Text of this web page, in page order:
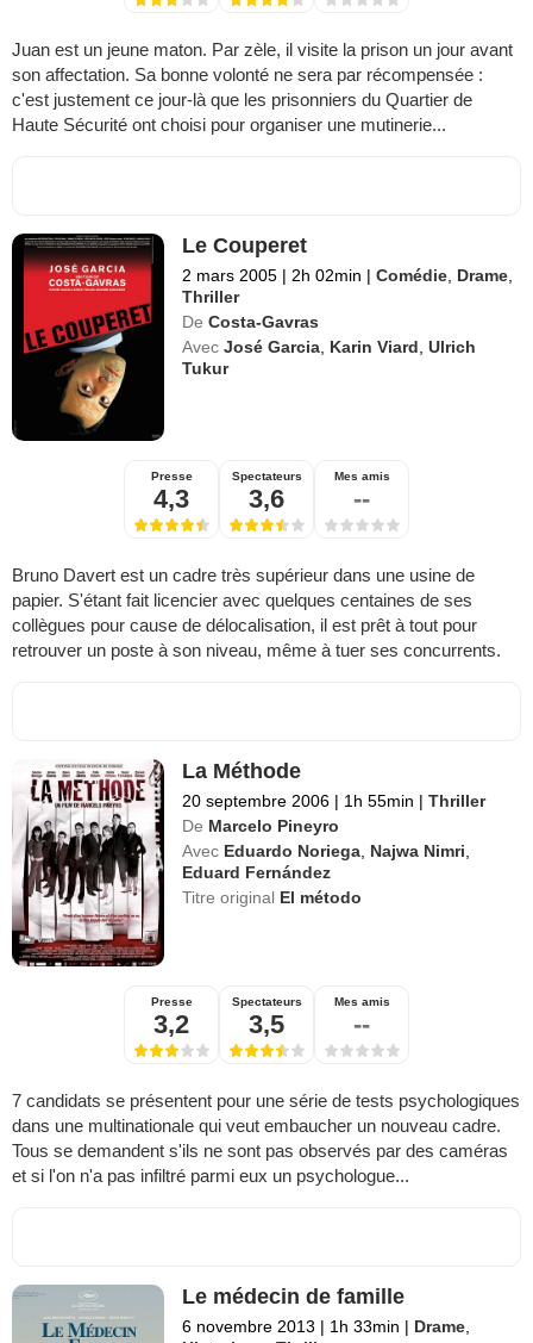
Juan est un jeune maton. Par zèle, il visite la prison un jour avant
son affectation. Sa bonne volonté ne sera par récompensée :
c'est justement ce jour-là que les prisonniers du Quartier de
Haute Sécurité ont choisi pour organiser une mutinerie...
Le Couperet
2 mars 2005 | 2h 02min | Comédie Drame
Thriller
De Costa-Gavras
Avec José Garcia Karin Viard ,Ulrich
Tukur
Presse
4,3
Spectateurs
3,6
Mes amis
--
Bruno Davert est un cadre très supérieur dans une usine de
papier. S'étant fait licencier avec quelques centaines de ses
collègues pour cause de délocalisation, il est prêt à tout pour
retrouver un poste à son niveau, même à tuer ses concurrents.
La Méthode
20 septembre 2006 | 1h 55min | Thriller
De Marcelo Pineyro
Avec Eduardo Noriega Najwa Nimri
Eduard Fernández
Titre original El método
Presse
3,2
Spectateurs
3,5
Mes amis
--
7 candidats se présentent pour une série de tests psychologiques
dans une multinationale qui veut embaucher un nouveau cadre.
Tous se demandent s'ils ne sont pas observés par des caméras
et si l'on n'a pas infiltré parmi eux un psychologue...
Le médecin de famille
6 novembre 2013 | 1h 33min | Drame